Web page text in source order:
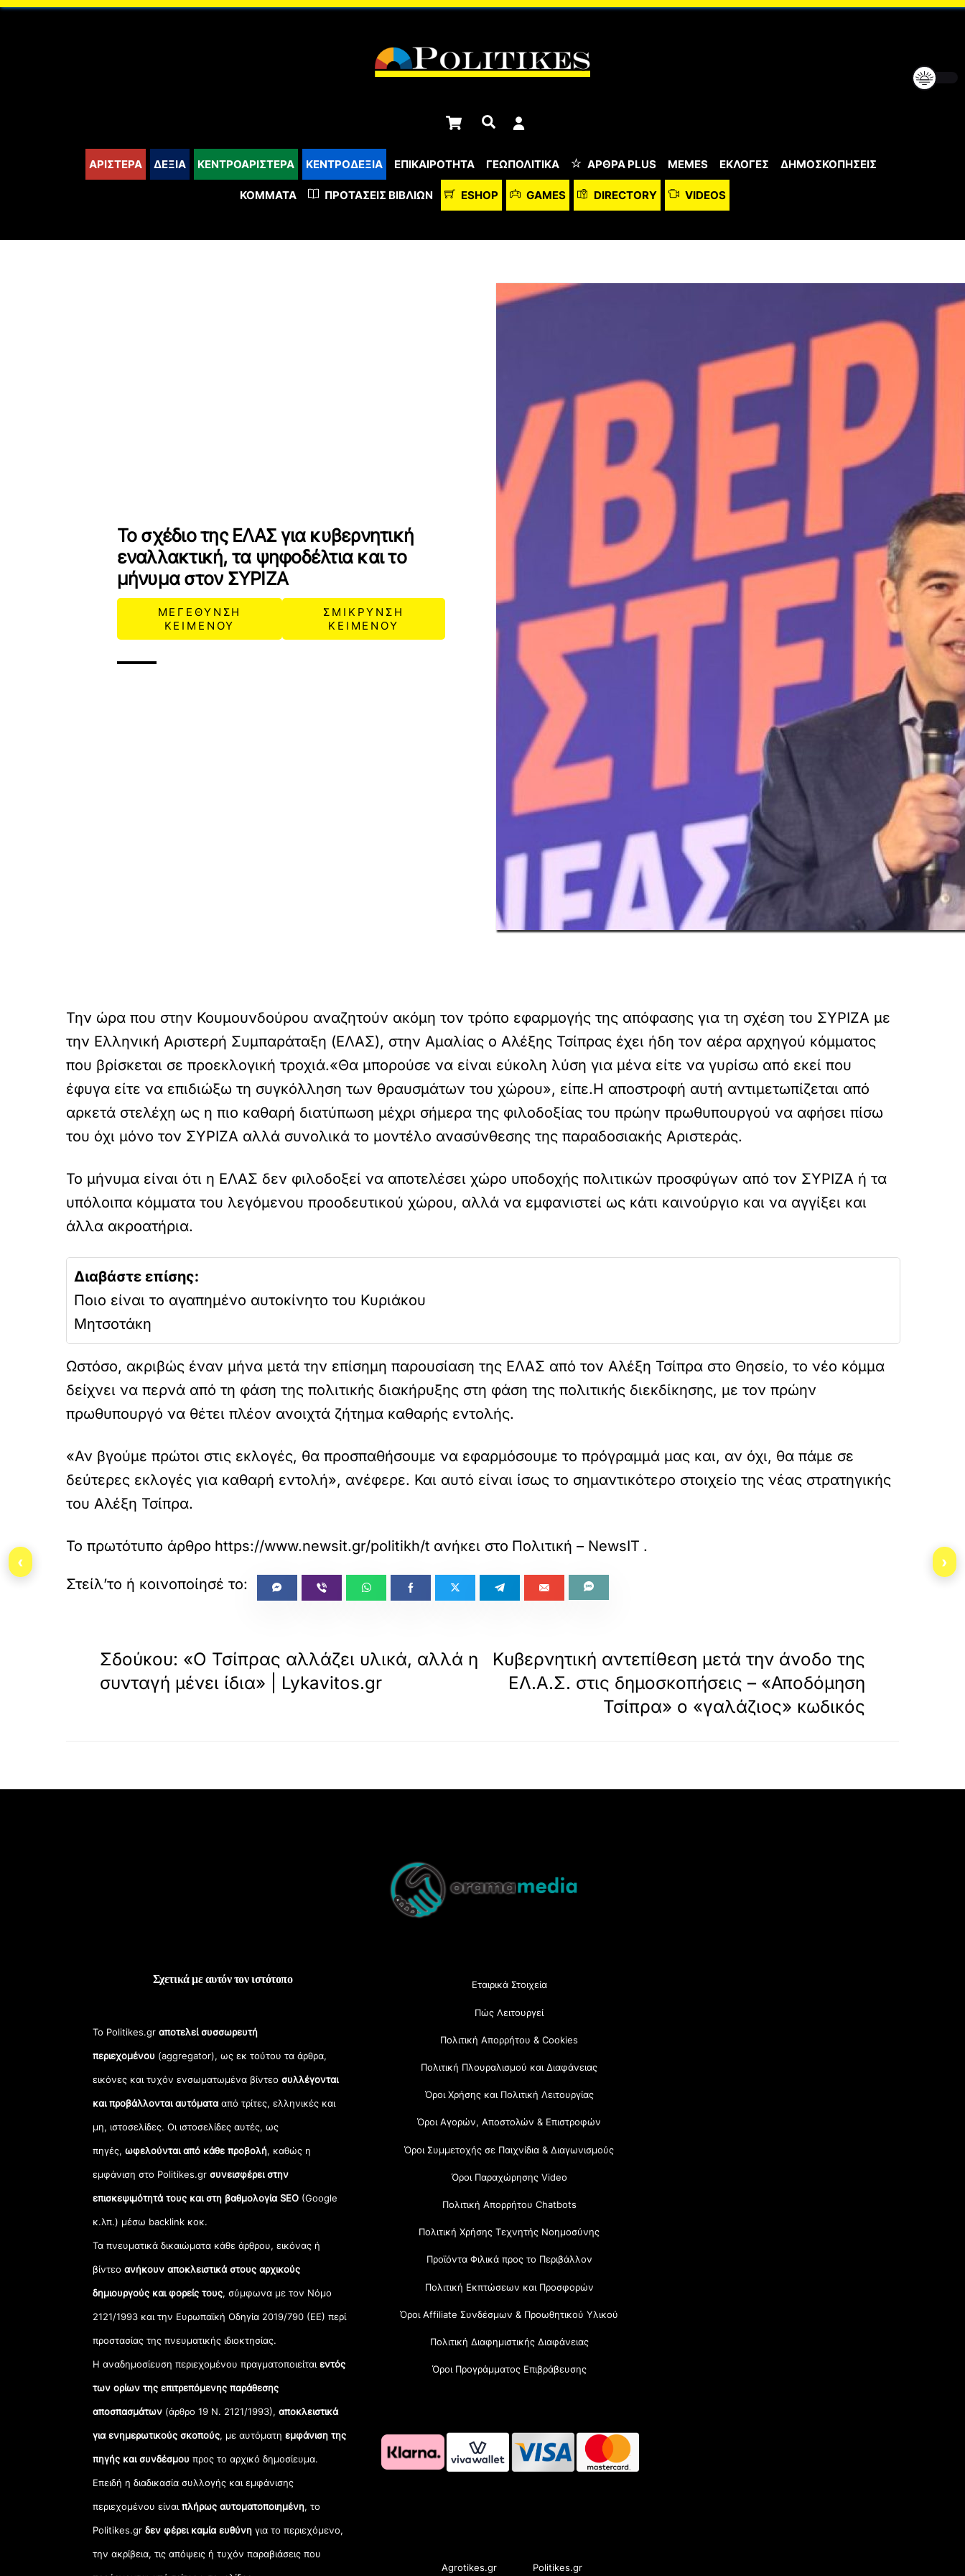
content
Cart Αναζήτηση
ΑΡΙΣΤΕΡΑ ΔΕΞΙΑ ΚΕΝΤΡΟΑΡΙΣΤΕΡΑ ΚΕΝΤΡΟΔΕΞΙΑ ΕΠΙΚΑΙΡΟΤΗΤΑ ΓΕΩΠΟΛΙΤΙΚΑ ΆΡΘΡΑ PLUS MEMES ΕΚΛΟΓΕΣ ΔΗΜΟΣΚΟΠΗΣΕΙΣ
ΚΌΜΜΑΤΑ ΠΡΟΤΆΣΕΙΣ ΒΙΒΛΊΩΝ ESHOP GAMES DIRECTORY VIDEOS
Το σχέδιο της ΕΛΑΣ για κυβερνητική
εναλλακτική, τα ψηφοδέλτια και το
μήνυμα στον ΣΥΡΙΖΑ
ΜΕΓΕΘΥΝΣΗ
ΚΕΙΜΕΝΟΥ
ΣΜΙΚΡΥΝΣΗ
ΚΕΙΜΕΝΟΥ
Την ώρα που στην Κουμουνδούρου αναζητούν ακόμη τον τρόπο εφαρμογής της απόφασης για τη σχέση του ΣΥΡΙΖΑ με
την Ελληνική Αριστερή Συμπαράταξη (ΕΛΑΣ), στην Αμαλίας ο Αλέξης Τσίπρας έχει ήδη τον αέρα αρχηγού κόμματος
που βρίσκεται σε προεκλογική τροχιά.«Θα μπορούσε να είναι εύκολη λύση για μένα είτε να γυρίσω από εκεί που
έφυγα είτε να επιδιώξω τη συγκόλληση των θραυσμάτων του χώρου», είπε.Η αποστροφή αυτή αντιμετωπίζεται από
αρκετά στελέχη ως η πιο καθαρή διατύπωση μέχρι σήμερα της φιλοδοξίας του πρώην πρωθυπουργού να αφήσει πίσω
του όχι μόνο τον ΣΥΡΙΖΑ αλλά συνολικά το μοντέλο ανασύνθεσης της παραδοσιακής Αριστεράς.
Το μήνυμα είναι ότι η ΕΛΑΣ δεν φιλοδοξεί να αποτελέσει χώρο υποδοχής πολιτικών προσφύγων από τον ΣΥΡΙΖΑ ή τα
υπόλοιπα κόμματα του λεγόμενου προοδευτικού χώρου, αλλά να εμφανιστεί ως κάτι καινούργιο και να αγγίξει και
άλλα ακροατήρια.
Διαβάστε επίσης:
Ποιο είναι το αγαπημένο αυτοκίνητο του Κυριάκου
Μητσοτάκη
Ωστόσο, ακριβώς έναν μήνα μετά την επίσημη παρουσίαση της ΕΛΑΣ από τον Αλέξη Τσίπρα στο Θησείο, το νέο κόμμα
δείχνει να περνά από τη φάση της πολιτικής διακήρυξης στη φάση της πολιτικής διεκδίκησης, με τον πρώην
πρωθυπουργό να θέτει πλέον ανοιχτά ζήτημα καθαρής εντολής.
«Αν βγούμε πρώτοι στις εκλογές, θα προσπαθήσουμε να εφαρμόσουμε το πρόγραμμά μας και, αν όχι, θα πάμε σε
δεύτερες εκλογές για καθαρή εντολή», ανέφερε. Και αυτό είναι ίσως το σημαντικότερο στοιχείο της νέας στρατηγικής
του Αλέξη Τσίπρα.
Το πρωτότυπο άρθρο https://www.newsit.gr/politikh/to-sxedio-tis-elas-gia-kyvernitiki-enallaktiki-ta-psifodeltia-kai-to-minyma-
ανήκει στο Πολιτική – NewsIT .
Σδούκου: «Ο Τσίπρας αλλάζει υλικά, αλλά η
συνταγή μένει ίδια» | Lykavitos.gr
Κυβερνητική αντεπίθεση μετά την άνοδo της
ΕΛ.Α.Σ. στις δημοσκοπήσεις – «Αποδόμηση
Τσίπρα» ο «γαλάζιος» κωδικός
Top
Σχετικά με αυτόν τον ιστότοπο
Το Politikes.grαποτελεί συσσωρευτή
περιεχομένου (aggregator), ως εκ τούτου τα άρθρα,
εικόνες και τυχόν ενσωματωμένα βίντεοσυλλέγονται
και προβάλλονται αυτόματααπό τρίτες, ελληνικές και
μη, ιστοσελίδες. Οι ιστοσελίδες αυτές, ως
πηγές,ωφελούνται από κάθε προβολή, καθώς η
εμφάνιση στο Politikes.gr συνεισφέρει στην
επισκεψιμότητά τους και στη βαθμολογία SEO (Google
κ.λπ.) μέσω backlink κοκ.
Τα πνευματικά δικαιώματα κάθε άρθρου, εικόνας ή
βίντεοανήκουν αποκλειστικά στους αρχικούς
δημιουργούς και φορείς τους, σύμφωνα με τον Νόμο
2121/1993 και την Ευρωπαϊκή Οδηγία 2019/790 (ΕΕ) περί
προστασίας της πνευματικής ιδιοκτησίας.
Η αναδημοσίευση περιεχομένου πραγματοποιείταιεντός
των ορίων της επιτρεπόμενης παράθεσης
αποσπασμάτων (άρθρο 19 Ν. 2121/1993), αποκλειστικά
για ενημερωτικούς σκοπούς, με αυτόματηεμφάνιση της
πηγής και συνδέσμου προς το αρχικό δημοσίευμα.
Επειδή η διαδικασία συλλογής και εμφάνισης
περιεχομένου είναιπλήρως αυτοματοποιημένη, το
Politikes.grδεν φέρει καμία ευθύνη για το περιεχόμενο,
την ακρίβεια, τις απόψεις ή τυχόν παραβιάσεις που
Εταιρικά Στοιχεία
Πώς Λειτουργεί
Πολιτική Απορρήτου & Cookies
Πολιτική Πλουραλισμού και Διαφάνειας
Όροι Χρήσης και Πολιτική Λειτουργίας
Όροι Αγορών, Αποστολών & Επιστροφών
Όροι Συμμετοχής σε Παιχνίδια & Διαγωνισμούς
Όροι Παραχώρησης Video
Πολιτική Απορρήτου Chatbots
Πολιτική Χρήσης Τεχνητής Νοημοσύνης
Προϊόντα Φιλικά προς το Περιβάλλον
Πολιτική Εκπτώσεων και Προσφορών
Όροι Affiliate Συνδέσμων & Προωθητικού Υλικού
Πολιτική Διαφημιστικής Διαφάνειας
Όροι Προγράμματος Επιβράβευσης
Agrotikes.gr Politikes.gr
‹ ›